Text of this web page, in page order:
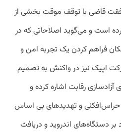
قاضی با توقف موقت بخشی از
است و می‌گوید اصلاحاتی که در
فراهم کردن یک تجربه امن و
اپیک نیز در واکنش به تصمیم
رقابت اشاره کرده و
و تهدید‌های بی اساس
دستگاه‌های اندروید و دریافت